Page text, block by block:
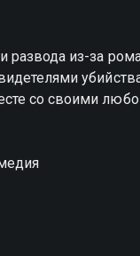
развода из-за
со своими